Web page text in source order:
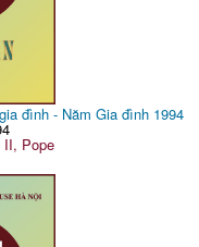
đình - Năm Gia đình 1994
II, Pope